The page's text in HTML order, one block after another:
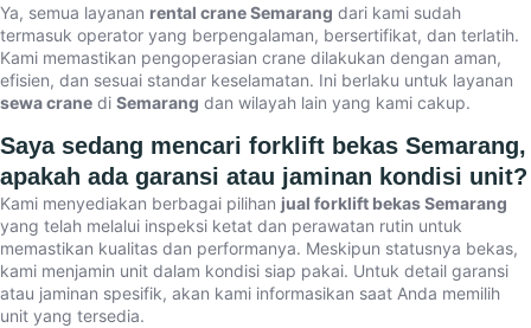
Ya, semua layanan rental crane Semarang dari kami sudah
termasuk operator yang berpengalaman, bersertifikat, dan terlatih.
Kami memastikan pengoperasian crane dilakukan dengan aman,
efisien, dan sesuai standar keselamatan. Ini berlaku untuk layanan
sewa crane di Semarang dan wilayah lain yang kami cakup.
Saya sedang mencari forklift bekas Semarang,
apakah ada garansi atau jaminan kondisi unit?
Kami menyediakan berbagai pilihan jual forklift bekas Semarang
yang telah melalui inspeksi ketat dan perawatan rutin untuk
memastikan kualitas dan performanya. Meskipun statusnya bekas,
kami menjamin unit dalam kondisi siap pakai. Untuk detail garansi
atau jaminan spesifik, akan kami informasikan saat Anda memilih
unit yang tersedia.